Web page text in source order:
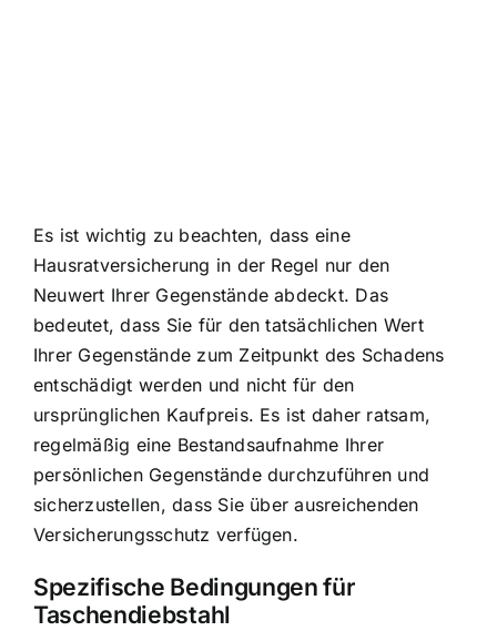
Es ist wichtig zu beachten, dass eine
Hausratversicherung in der Regel nur den
Neuwert Ihrer Gegenstände abdeckt. Das
bedeutet, dass Sie für den tatsächlichen Wert
Ihrer Gegenstände zum Zeitpunkt des Schadens
entschädigt werden und nicht für den
ursprünglichen Kaufpreis. Es ist daher ratsam,
regelmäßig eine Bestandsaufnahme Ihrer
persönlichen Gegenstände durchzuführen und
sicherzustellen, dass Sie über ausreichenden
Versicherungsschutz verfügen.
Spezifische Bedingungen für
Taschendiebstahl